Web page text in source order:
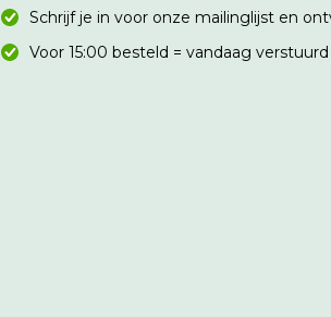
Schrijf je in voor onze mailinglijst en
Voor 15:00 besteld = vandaag verstuurd